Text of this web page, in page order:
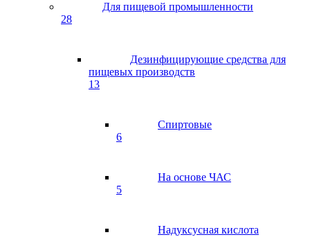
Для пищевой промышленности
28
Дезинфицирующие средства для
пищевых производств
13
Спиртовые
6
На основе ЧАС
5
Надуксусная кислота